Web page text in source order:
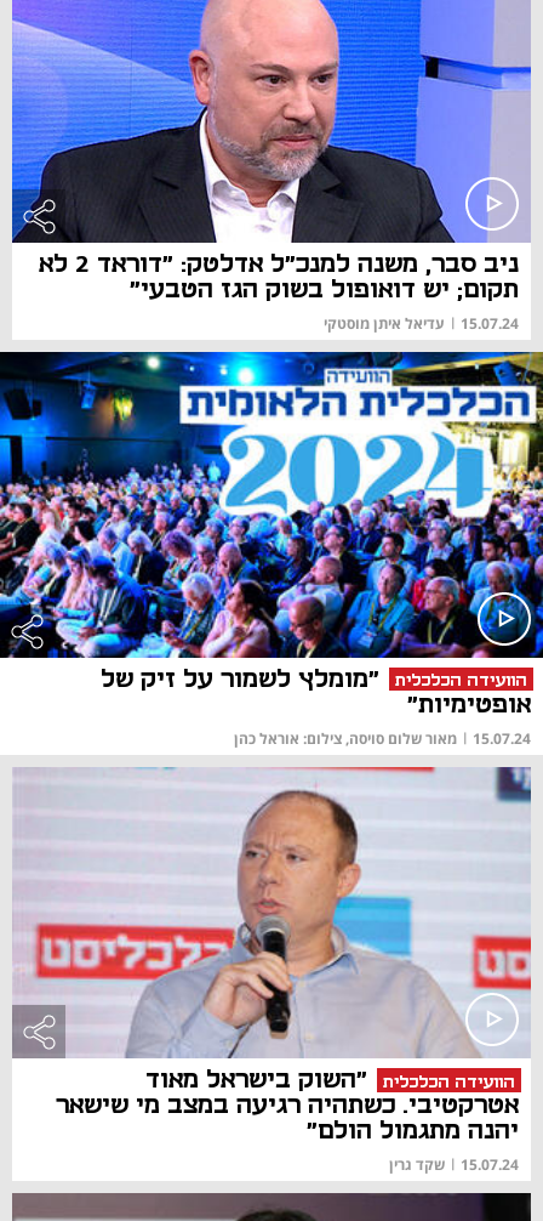
ניב סבר, משנה למנכ"ל אדלטק: "דוראד 2 לא
תקום; יש דואופול בשוק הגז הטבעי"
15.07.24
| עדיאל איתן מוסטקי
הוועידה הכלכלית
"מומלץ לשמור על זיק של
אופטימיות"
15.07.24
| מאור שלום סויסה, צילום: אוראל כהן
הוועידה הכלכלית
"השוק בישראל מאוד
אטרקטיבי. כשתהיה רגיעה במצב מי שישאר
יהנה מתגמול הולם"
15.07.24
| שקד גרין